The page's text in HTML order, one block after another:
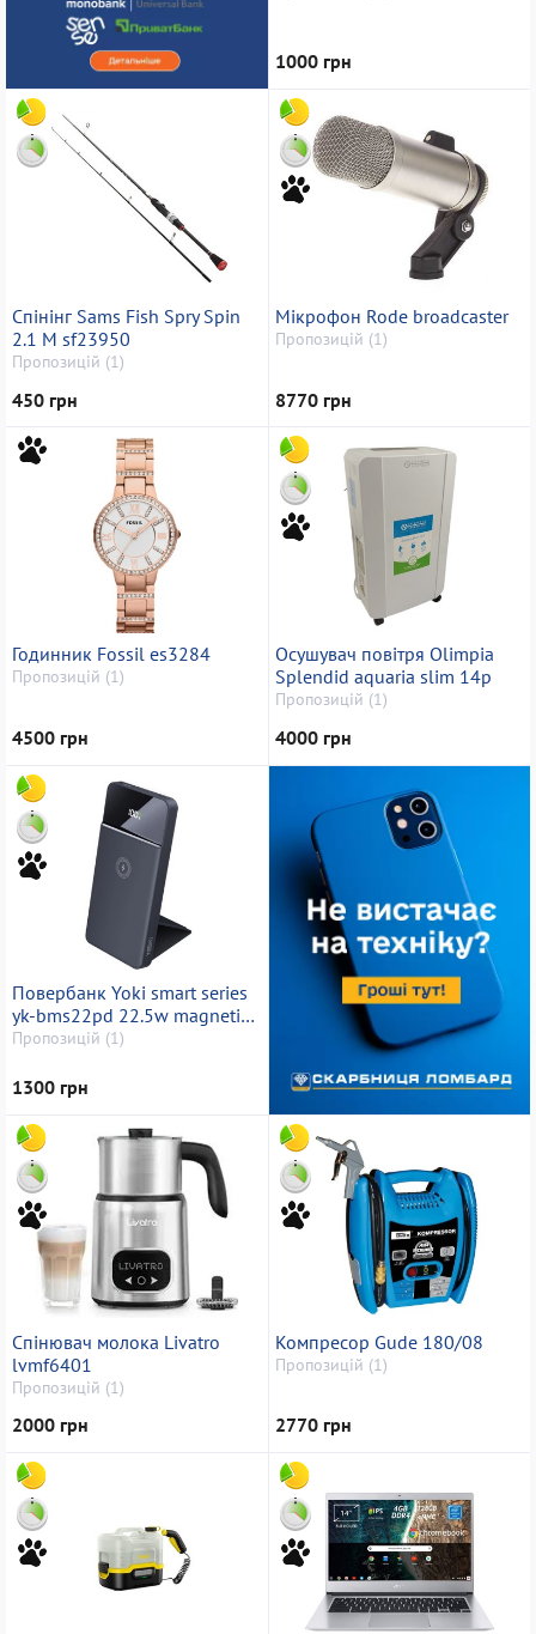
1000 грн
Спінінг Sams Fish Spry Spin
2.1 M sf23950
Пропозицій (1)
450 грн
Мікрофон Rode broadcaster
Пропозицій (1)
8770 грн
Годинник Fossil es3284
Пропозицій (1)
4500 грн
Осушувач повітря Olimpia
Splendid aquaria slim 14p
Пропозицій (1)
4000 грн
Повербанк Yoki smart series
yk-bms22pd 22.5w magnetic
wireless 10w 10000mah
Пропозицій (1)
1300 грн
Спінювач молока Livatro
lvmf6401
Пропозицій (1)
2000 грн
Компресор Gude 180/08
Пропозицій (1)
2770 грн